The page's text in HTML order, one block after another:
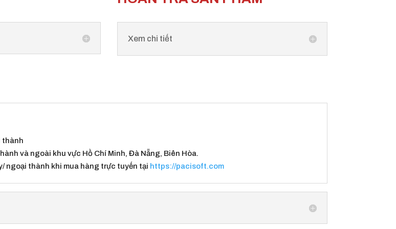
Xem chi tiết
thành
và ngoài khu vực Hồ Chí Minh, Đà Nẵng, Biên Hòa.
ngoại thành khi mua hàng trực tuyến tại https://pacisoft.com